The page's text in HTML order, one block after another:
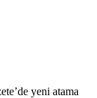
yeni atama